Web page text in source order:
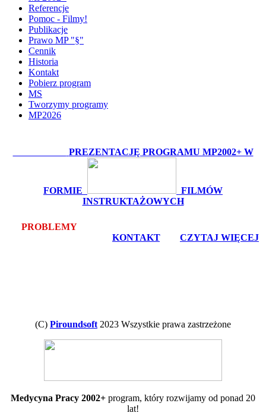
Referencje
Pomoc - Filmy!
Publikacje
Prawo MP "§"
Cennik
Historia
Kontakt
Pobierz program
MS
Tworzymy programy
MP2026
PREZENTACJĘ PROGRAMU MP2002+ W
FORMIE
FILMÓW
INSTRUKTAŻOWYCH
PROBLEMYZ POBRANIEM LUB INSTALACJĄ? -
KONTAKT, lub CZYTAJ WIĘCEJ
(C) Piroundsoft 2023 Wszystkie prawa zastrzeżone
Medycyna Pracy 2002+ program, który rozwijamy od ponad 20
lat!